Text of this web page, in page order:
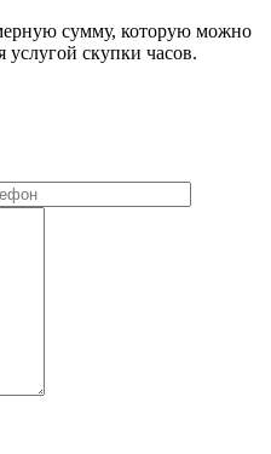
сумму, которую можно
услугой скупки часов.